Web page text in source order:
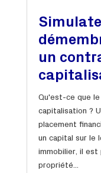
un
Qu'est-ce que
capitalisation ?
placement
un capital sur le
immobilier, il est
propriété...